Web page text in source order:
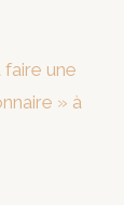
une
» à